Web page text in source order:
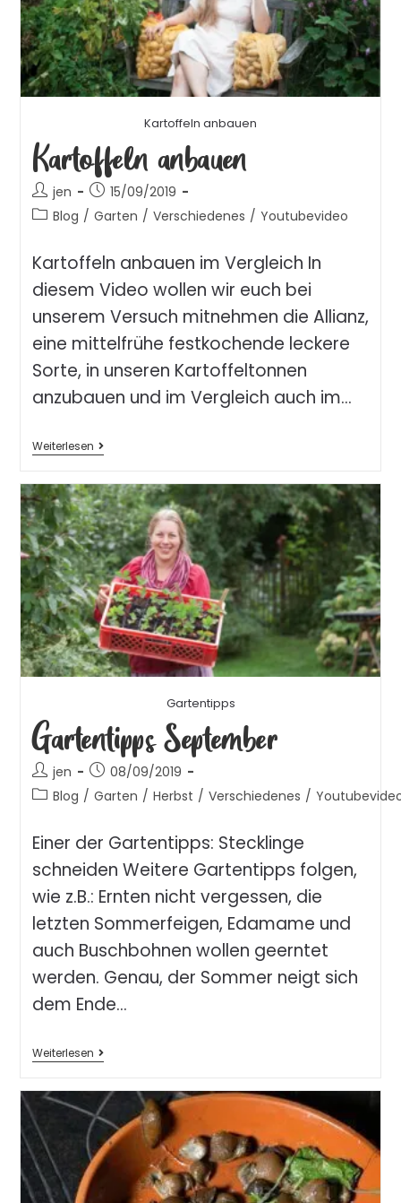
Kartoffeln anbauen
Kartoffeln anbauen
jen
15/09/2019
Blog / Garten / Verschiedenes / Youtubevideo
Kartoffeln anbauen im Vergleich In
diesem Video wollen wir euch bei
unserem Versuch mitnehmen die Allianz,
eine mittelfrühe festkochende leckere
Sorte, in unseren Kartoffeltonnen
anzubauen und im Vergleich auch im…
Weiterlesen
Gartentipps
Gartentipps September
jen
08/09/2019
Blog / Garten / Herbst / Verschiedenes /
Einer der Gartentipps: Stecklinge
schneiden Weitere Gartentipps folgen,
wie z.B.: Ernten nicht vergessen, die
letzten Sommerfeigen, Edamame und
auch Buschbohnen wollen geerntet
werden. Genau, der Sommer neigt sich
dem Ende…
Weiterlesen